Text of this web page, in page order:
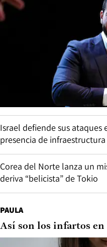
Israel defiende sus ataques
presencia de
Corea del Norte lanza un
deriva “belicista” de Tokio
PAULA
Así son los infartos en